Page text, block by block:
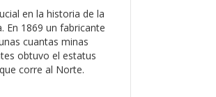
en la historia de la
En 1869 un fabricante
cuantas minas
obtuvo el estatus
corre al Norte.